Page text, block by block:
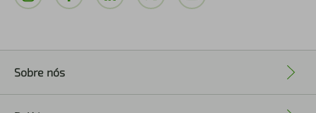
Sobre nós